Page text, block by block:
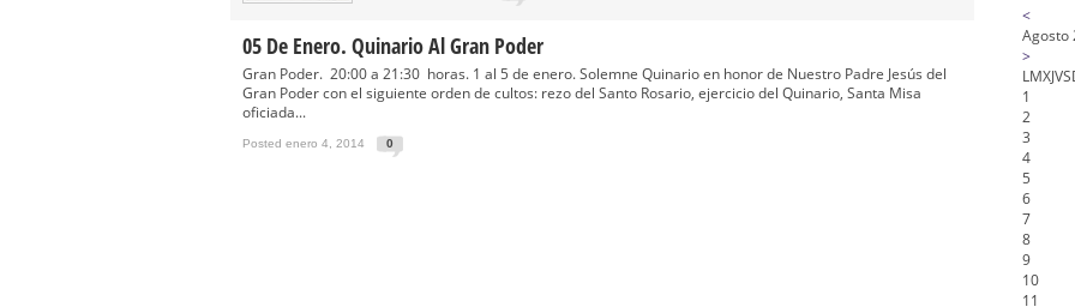
05 De Enero. Quinario Al Gran Poder
Gran Poder. 20:00 a 21:30 horas. 1 al 5 de enero. Solemne Quinario en honor de Nuestro Padre Jesús del
Gran Poder con el siguiente orden de cultos: rezo del Santo Rosario, ejercicio del Quinario, Santa Misa
oficiada...
Posted enero 4, 2014 0
<
Agosto
>
LMXJVS
1
2
3
4
5
6
7
8
9
10
11